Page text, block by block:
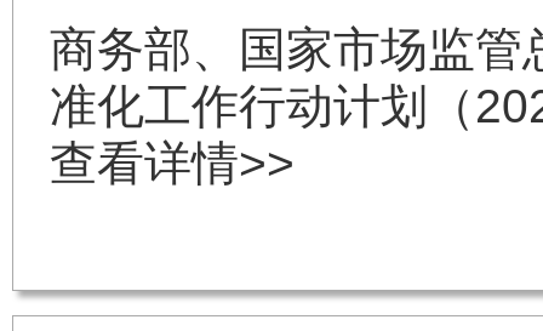
商务部、国家市场监
准化工作行动计划（
查看详情>>